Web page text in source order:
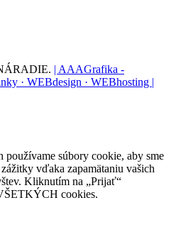
| AAAGrafika -
· WEBdesign · WEBhosting |
používame súbory cookie, aby sme
vďaka zapamätaniu vašich
Kliknutím na „Prijať“
cookies.